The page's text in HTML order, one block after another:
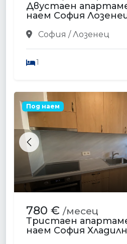
Двустаен
наем София
София / Лозенец
1
Previous
Под наем
780 € /месец
Тристаен
наем София